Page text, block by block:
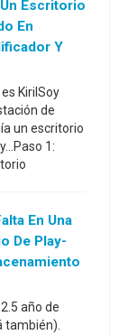
Un Escritorio
En
Y
KirilSoy
de
un escritorio
1:
En Una
De Play-
año de
también).